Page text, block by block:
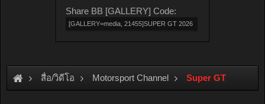
Share BB [GALLERY] Code:
สื่อ/วิดีโอ Motorsport Channel Super GT